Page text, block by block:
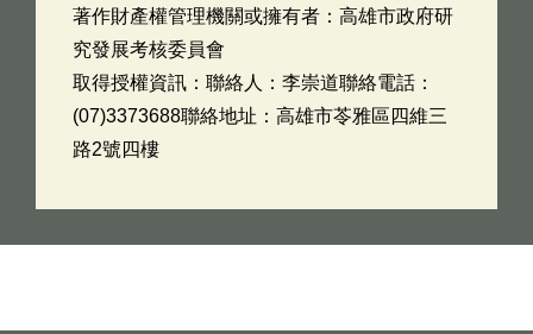
著作財產權管理機關或擁有者：高雄市政府研
究發展考核委員會
取得授權資訊：聯絡人：李崇道聯絡電話：
(07)3373688聯絡地址：高雄市苓雅區四維三
路2號四樓